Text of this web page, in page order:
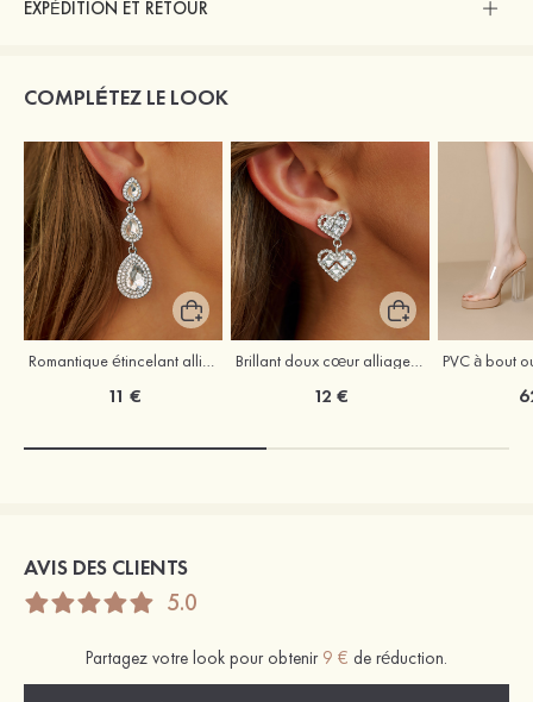
EXPÉDITION ET RETOUR
COMPLÉTEZ LE LOOK
Romantique étincelant alliage strass boucles d'oreilles
11 €
Brillant doux cœur alliage boucles d'oreilles
12 €
AVIS DES CLIENTS
5.0
Partagez votre look pour obtenir 9 € de réduction.